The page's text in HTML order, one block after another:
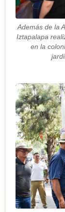
Además de la
Iztapalapa
en la